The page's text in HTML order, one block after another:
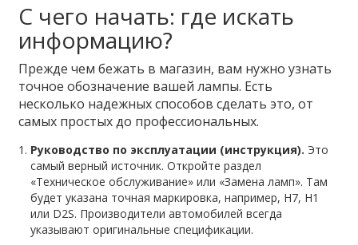
С чего начать: где искать
информацию?
Прежде чем бежать в магазин, вам нужно узнать
точное обозначение вашей лампы. Есть
несколько надежных способов сделать это, от
самых простых до профессиональных.
Руководство по эксплуатации (инструкция). Это
самый верный источник. Откройте раздел
«Техническое обслуживание» или «Замена ламп». Там
будет указана точная маркировка, например, H7, H1
или D2S. Производители автомобилей всегда
указывают оригинальные спецификации.